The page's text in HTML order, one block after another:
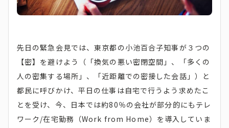
先日の緊急会見では、東京都の小池百合子知事が３つの
【密】を避けよう（「換気の悪い密閉空間」、「多くの
人の密集する場所」、「近距離での密接した会話」）と
都民に呼びかけ、平日の仕事は自宅で行うよう求めたこ
とを受け、今、日本では約80％の会社が部分的にもテレ
ワーク/在宅勤務（Work from Home）を導入していま